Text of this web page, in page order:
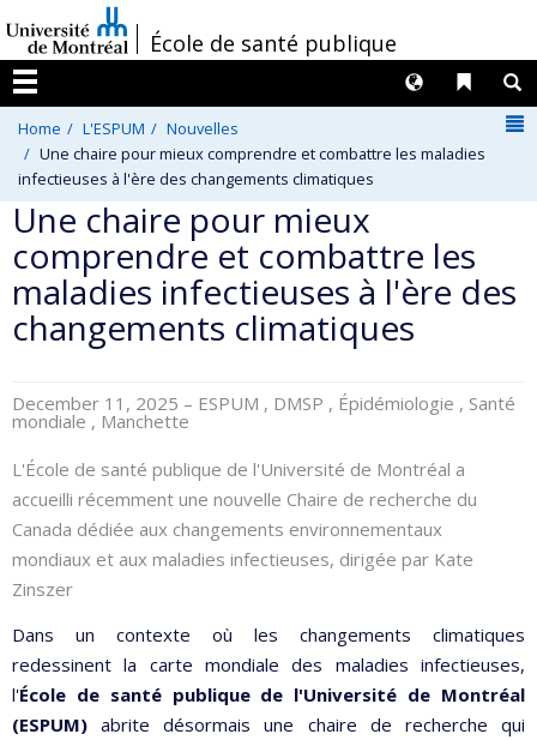
au
contenu
/École de santé publique
Menu
Liens
Langues
Home L'ESPUM
Nouvelles
Une chaire pour mieux comprendre et combattre les maladies
infectieuses à l'ère des changements climatiques
Une chaire pour mieux
comprendre et combattre les
maladies infectieuses à l'ère des
changements climatiques
December 11, 2025 – ESPUM , DMSP , Épidémiologie , Santé
mondiale , Manchette
L'École de santé publique de l'Université de Montréal a
accueilli récemment une nouvelle Chaire de recherche du
Canada dédiée aux changements environnementaux
mondiaux et aux maladies infectieuses, dirigée par Kate
Zinszer
Dans un contexte où les changements climatiques
redessinent la carte mondiale des maladies infectieuses,
l'École de santé publique de l'Université de Montréal
(ESPUM) abrite désormais une chaire de recherche qui